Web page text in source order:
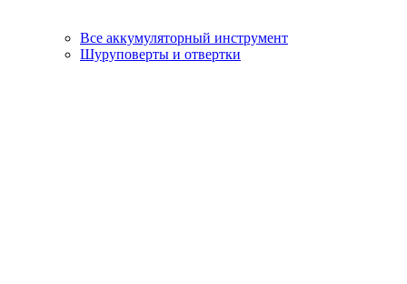
Все аккумуляторный инструмент
Шуруповерты и отвертки